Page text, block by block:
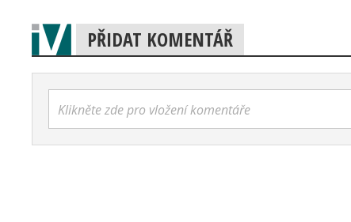
PŘIDAT KOMENTÁŘ
Klikněte zde pro vložení komentáře